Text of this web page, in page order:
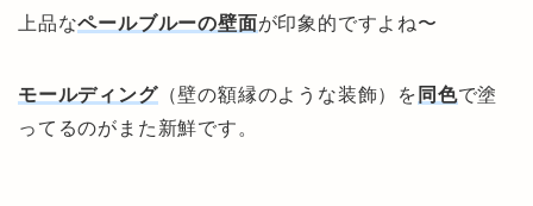
上品なペールブルーの壁面が印象的ですよね〜
モールディング（壁の額縁のような装飾）を 同色で塗
ってるのがまた新鮮です。